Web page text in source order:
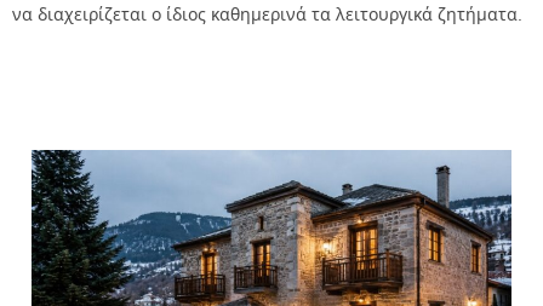
να διαχειρίζεται ο ίδιος καθημερινά τα λειτουργικά ζητήματα.